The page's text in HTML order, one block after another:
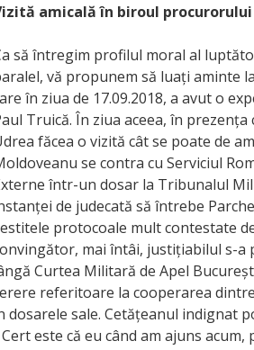
amicală în biroul
să întregim profilul moral al
vă propunem să luați aminte
în ziua de 17.09.2018, a avut o
Truică. În ziua aceea, în
făcea o vizită cât se poate de
se contra cu Serviciul
într-un dosar la Tribunalul
de judecată să întrebe
protocoale mult contestate
mai întâi, justițiabilul s-a
Curtea Militară de Apel
referitoare la cooperarea
dosarele sale. Cetățeanul indignat
Cert este că eu când am ajuns